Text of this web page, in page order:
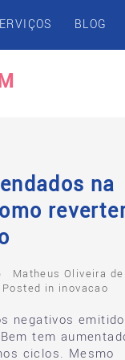
BLOG
na
Matheus Oliveira de
Posted in inovacao
negativos
tem
ciclos. Mesmo